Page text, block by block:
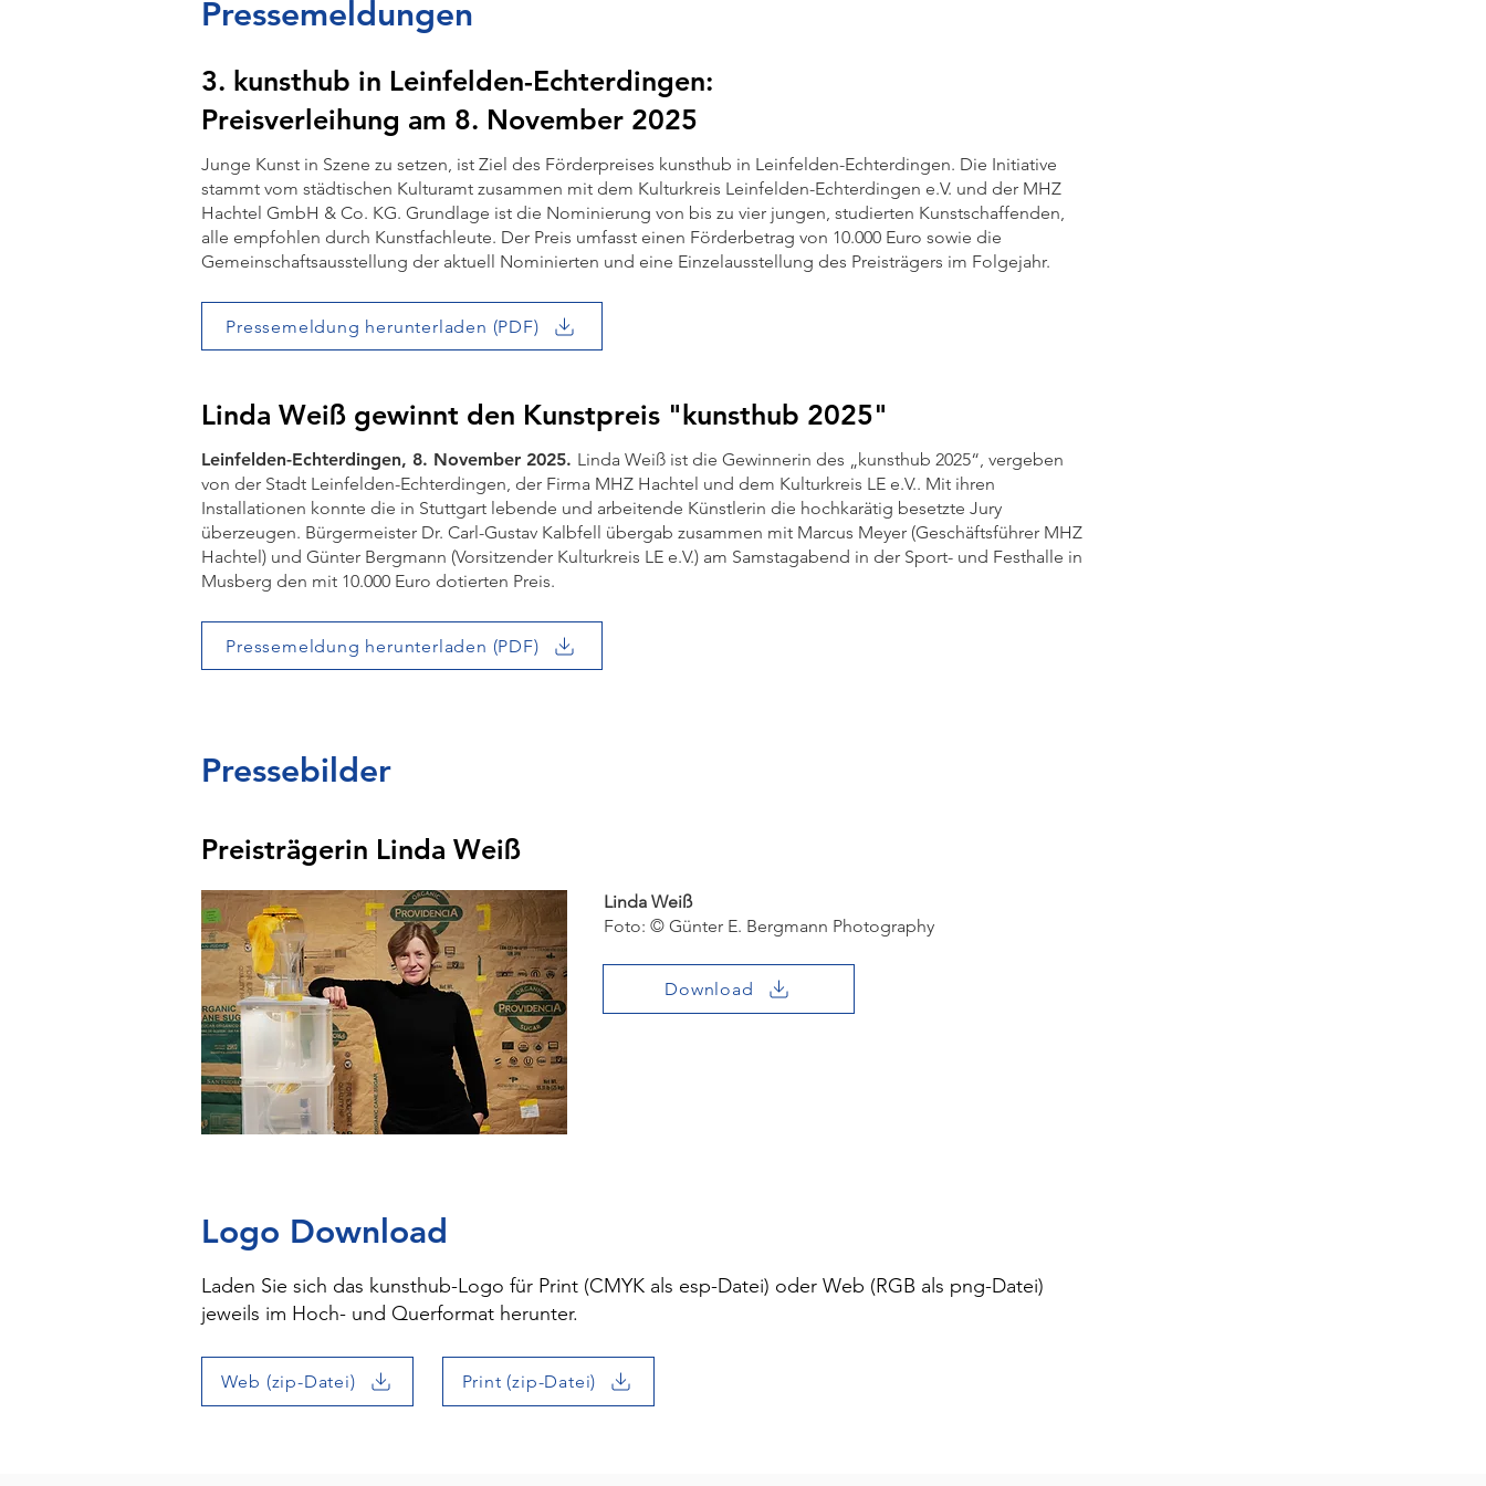
Pressemeldungen
3. kunsthub in Leinfelden-Echterdingen:
Preisverleihung am 8. November 2025
Junge Kunst in Szene zu setzen, ist Ziel des Förderpreises kunsthub in Leinfelden-Echterdingen. Die Initiative
stammt vom städtischen Kulturamt zusammen mit dem Kulturkreis Leinfelden-Echterdingen e.V. und der MHZ
Hachtel GmbH & Co. KG. Grundlage ist die Nominierung von bis zu vier jungen, studierten Kunstschaffenden,
alle empfohlen durch Kunstfachleute. Der Preis umfasst einen Förderbetrag von 10.000 Euro sowie die
Gemeinschaftsausstellung der aktuell Nominierten und eine Einzelausstellung des Preisträgers im Folgejahr.
Pressemeldung herunterladen (PDF)
Linda Weiß gewinnt den Kunstpreis "kunsthub 2025"
Leinfelden-Echterdingen, 8. November 2025. Linda Weiß ist die Gewinnerin des „kunsthub 2025“, vergeben
von der Stadt Leinfelden-Echterdingen, der Firma MHZ Hachtel und dem Kulturkreis LE e.V.. Mit ihren
Installationen konnte die in Stuttgart lebende und arbeitende Künstlerin die hochkarätig besetzte Jury
überzeugen. Bürgermeister Dr. Carl-Gustav Kalbfell übergab zusammen mit Marcus Meyer (Geschäftsführer MHZ
Hachtel) und Günter Bergmann (Vorsitzender Kulturkreis LE e.V.) am Samstagabend in der Sport- und Festhalle in
Musberg den mit 10.000 Euro dotierten Preis.
Pressemeldung herunterladen (PDF)
Pressebilder
Preisträgerin Linda Weiß
Linda Weiß
Foto: © Günter E. Bergmann Photography
Download
Logo Download
Laden Sie sich das kunsthub-Logo für Print (CMYK als esp-Datei) oder Web (RGB als png-Datei)
jeweils im Hoch- und Querformat herunter.
Web (zip-Datei) Print (zip-Datei)